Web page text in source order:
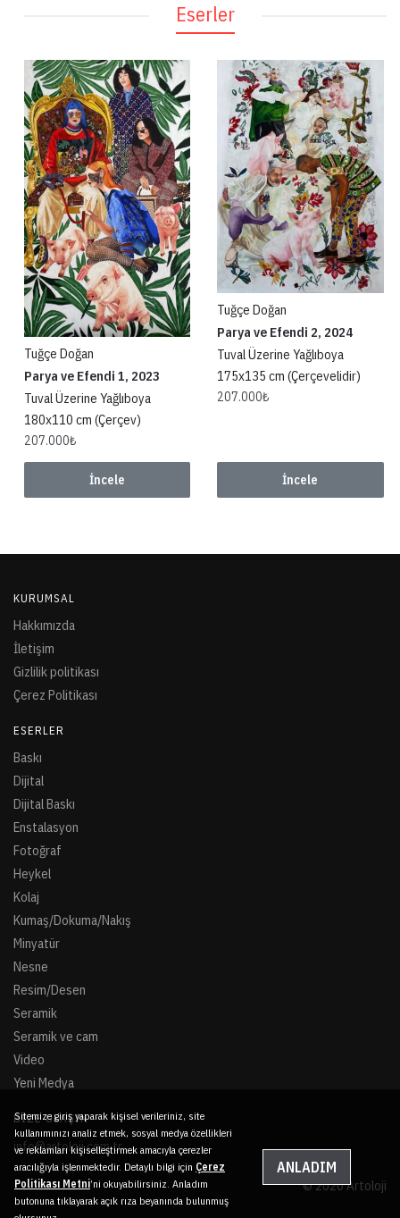
Eserler
Tuğçe Doğan
Parya ve Efendi 1, 2023
Tuval Üzerine Yağlıboya
180x110 cm (Çerçev)
207.000₺
İncele
Tuğçe Doğan
Parya ve Efendi 2, 2024
Tuval Üzerine Yağlıboya
175x135 cm (Çerçevelidir)
207.000₺
İncele
KURUMSAL
Hakkımızda
İletişim
Gizlilik politikası
Çerez Politikası
ESERLER
Baskı
Dijital
Dijital Baskı
Enstalasyon
Fotoğraf
Heykel
Kolaj
Kumaş/Dokuma/Nakış
Minyatür
Nesne
Resim/Desen
Seramik
Seramik ve cam
Video
Yeni Medya
BIZE ULAŞIN
info@artoloji.com.tr
© 2020 Artoloji
Sitemize giriş yaparak kişisel verileriniz, site
kullanımınızı analiz etmek, sosyal medya özellikleri
ve reklamları kişiselleştirmek amacıyla çerezler
aracılığıyla işlenmektedir. Detaylı bilgi için Çerez
Politikası Metni’ni okuyabilirsiniz. Anladım
butonuna tıklayarak açık rıza beyanında bulunmuş
ANLADIM